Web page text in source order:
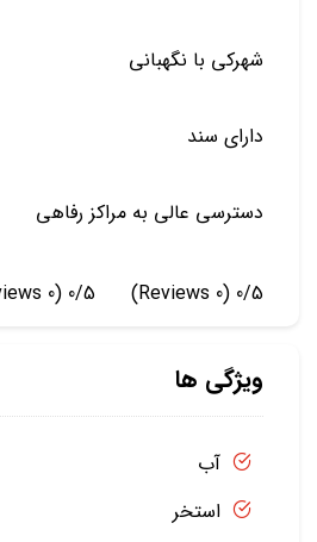
شهرکی با نگهبانی
دارای سند
دسترسی عالی به مراکز رفاهی
0/5
(0 Reviews)
0/5
(0 Reviews)
ویژگی ها
آب
استخر